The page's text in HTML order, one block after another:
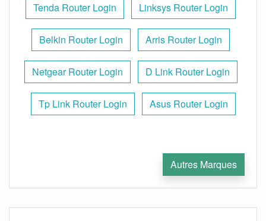
Tenda Router Login Linksys Router Login
Belkin Router Login Arris Router Login
Netgear Router Login D Link Router Login
Tp Link Router Login Asus Router Login
Autres Marques